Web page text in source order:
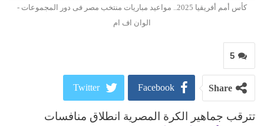
كأس أمم أفريقيا 2025.. مواعيد مباريات منتخب مصر فى دور المجموعات -
الوان اف ام
5
Share
Facebook
Twitter
Google+
ReddIt
تترقب جماهير الكرة المصرية انطلاق منافسات